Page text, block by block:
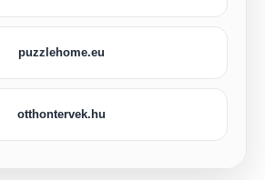
puzzlehome.eu
otthontervek.hu